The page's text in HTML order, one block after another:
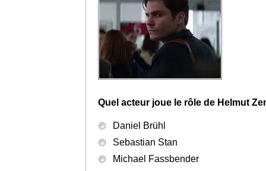
Quel acteur joue le rôle de Helmut
Daniel Brühl
Sebastian Stan
Michael Fassbender